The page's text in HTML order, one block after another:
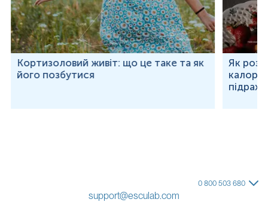
Кортизоловий живіт: що це таке та як
його позбутися
Як
0 800 503 680
support@esculab.com